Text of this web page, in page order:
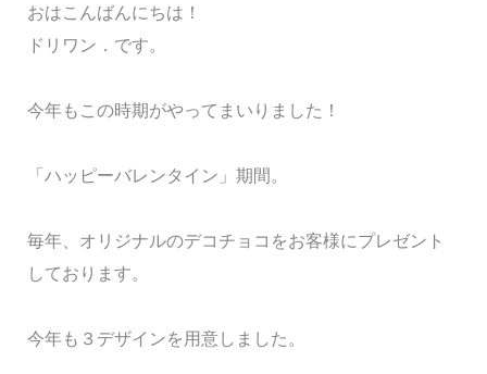
おはこんばんにちは！
ドリワン．です。
今年もこの時期がやってまいりました！
「ハッピーバレンタイン」期間。
毎年、オリジナルのデコチョコをお客様にプレゼント
しております。
今年も３デザインを用意しました。